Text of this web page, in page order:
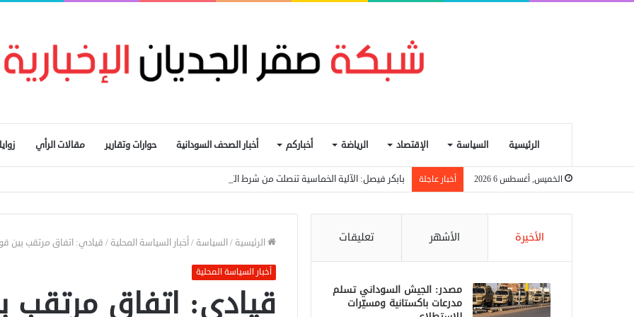
الرئيسية السياسة الإقتصاد الرياضة أخباركم أخبار الصحف السودانية حوارات وتقارير مقالات الرأي
الخميس, أغسطس 6 2026 أخبار عاجلة بابكر فيصل: الآلية الخماسية تنصلت من شرط التوافق لتكوين لجنة تحضيرية
الرئيسية /السياسة /أخبار السياسة المحلية / قيادي: اتفاق مرتقب بين
أخبار السياسة المحلية
قيادي: اتفاق
الأخيرة الأشهر تعليقات
مصدر: الجيش السوداني تسلم
مدرعات باكستانية ومسيّرات